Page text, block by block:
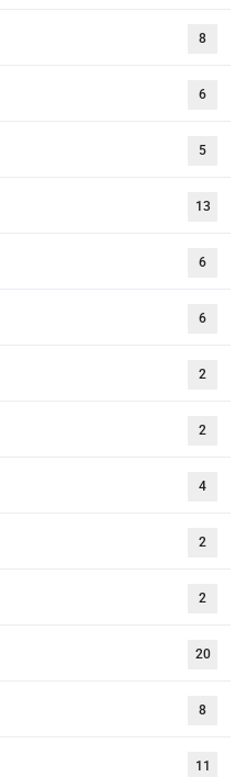
8
6
5
13
6
6
2
2
4
2
2
20
8
11